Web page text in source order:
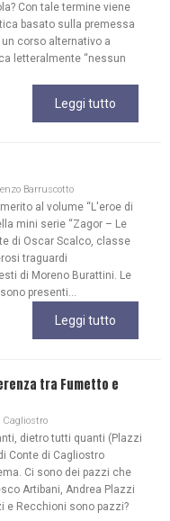
Con tale termine viene
basato sulla premessa
corso alternativo a
letteralmente “nessun
Leggi tutto
Barruscotto
al volume “L'eroe di
mini serie “Zagor – Le
di Oscar Scalco, classe
traguardi
di Moreno Burattini. Le
presenti...
Leggi tutto
tra Fumetto e
Cagliostro
dietro tutti quanti (Plazzi
Conte di Cagliostro
Ci sono dei pazzi che
Artibani, Andrea Plazzi
e Recchioni sono pazzi?